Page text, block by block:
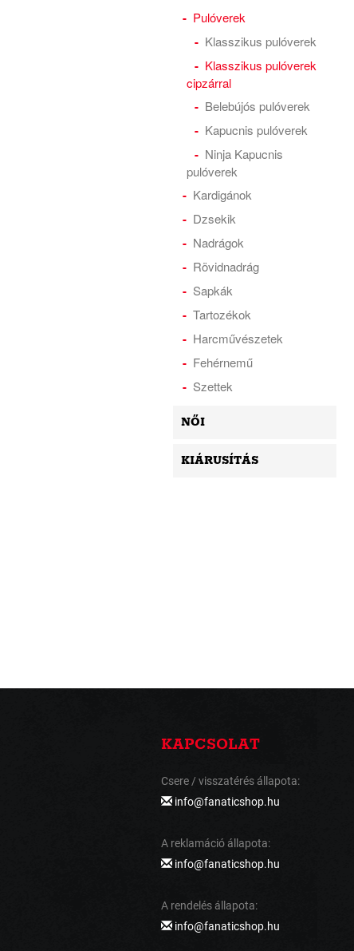
Pulóverek
Klasszikus pulóverek
Klasszikus pulóverek
cipzárral
Belebújós pulóverek
Kapucnis pulóverek
Ninja Kapucnis
pulóverek
Kardigánok
Dzsekik
Nadrágok
Rövidnadrág
Sapkák
Tartozékok
Harcművészetek
Fehérnemű
Szettek
NŐI
KIÁRUSÍTÁS
KAPCSOLAT
Csere / visszatérés állapota:
info@fanaticshop.hu
A reklamáció állapota:
info@fanaticshop.hu
A rendelés állapota:
info@fanaticshop.hu